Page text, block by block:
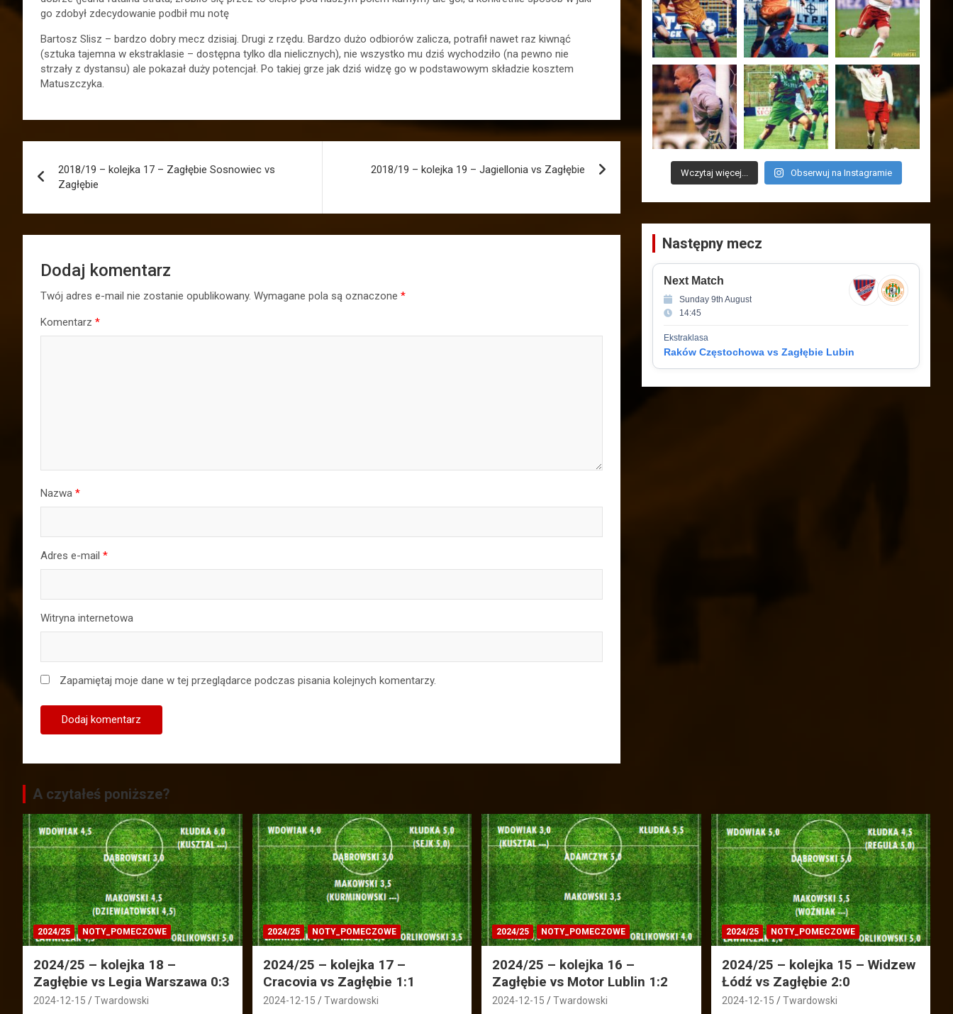
go zdobył zdecydowanie podbił mu notę
Bartosz Slisz – bardzo dobry mecz dzisiaj. Drugi z rzędu. Bardzo dużo odbiorów zalicza, potrafił nawet raz kiwnąć
(sztuka tajemna w ekstraklasie – dostępna tylko dla nielicznych), nie wszystko mu dziś wychodziło (na pewno nie
strzały z dystansu) ale pokazał duży potencjał. Po takiej grze jak dziś widzę go w podstawowym składzie kosztem
Matuszczyka.
wpisu
2018/19 – kolejka 17 – Zagłębie Sosnowiec vs
Zagłębie
2018/19 – kolejka 19 – Jagiellonia vs Zagłębie
Dodaj komentarz
Twój adres e-mail nie zostanie opublikowany. Wymagane pola są oznaczone *
Komentarz *
Nazwa *
Adres e-mail *
Witryna internetowa
Zapamiętaj moje dane w tej przeglądarce podczas pisania kolejnych komentarzy.
Wczytaj więcej... Obserwuj na Instagramie
Następny mecz
Next Match
Sunday 9th August
14:45
Ekstraklasa
Raków Częstochowa vs Zagłębie Lubin
A czytałeś poniższe?
2024/25 NOTY_POMECZOWE
2024/25 – kolejka 18 –
Zagłębie vs Legia Warszawa 0:3
2024-12-15 Twardowski
2024/25 NOTY_POMECZOWE
2024/25 – kolejka 17 –
Cracovia vs Zagłębie 1:1
2024-12-15 Twardowski
2024/25 NOTY_POMECZOWE
2024/25 – kolejka 16 –
Zagłębie vs Motor Lublin 1:2
2024-12-15 Twardowski
2024/25 NOTY_POMECZOWE
2024/25 – kolejka 15 – Widzew
Łódź vs Zagłębie 2:0
2024-12-15 Twardowski